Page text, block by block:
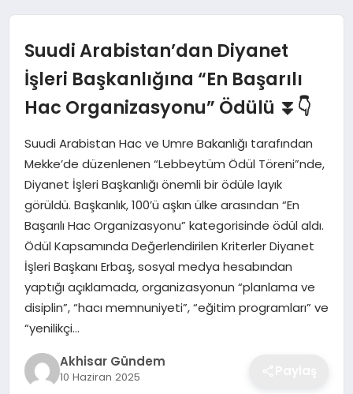
SPOR
TEKNOLOJI
YAŞAM
Suudi Arabistan’dan Diyanet
İşleri Başkanlığına “En Başarılı
Hac Organizasyonu” Ödülü ⏬👇
Suudi Arabistan Hac ve Umre Bakanlığı tarafından
Mekke’de düzenlenen “Lebbeytüm Ödül Töreni”nde,
Diyanet İşleri Başkanlığı önemli bir ödüle layık
görüldü. Başkanlık, 100’ü aşkın ülke arasından “En
Başarılı Hac Organizasyonu” kategorisinde ödül aldı.
Ödül Kapsamında Değerlendirilen Kriterler Diyanet
İşleri Başkanı Erbaş, sosyal medya hesabından
yaptığı açıklamada, organizasyonun “planlama ve
disiplin”, “hacı memnuniyeti”, “eğitim programları” ve
“yenilikçi…
Akhisar Gündem
10 Haziran 2025